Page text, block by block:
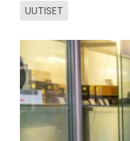
UUTISET